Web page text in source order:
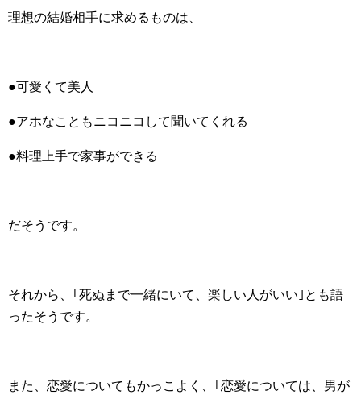
理想の結婚相手に求めるものは、
●可愛くて美人
●アホなこともニコニコして聞いてくれる
●料理上手で家事ができる
だそうです。
それから、｢死ぬまで一緒にいて、楽しい人がいい｣とも語
ったそうです。
また、恋愛についてもかっこよく、｢恋愛については、男が